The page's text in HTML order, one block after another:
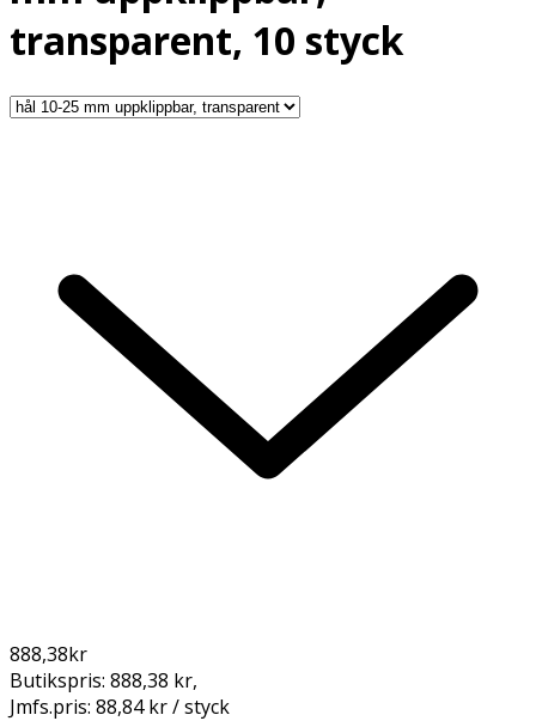
transparent, 10 styck
888,38kr
Butikspris: 888,38 kr,
Jmfs.pris: 88,84 kr / styck